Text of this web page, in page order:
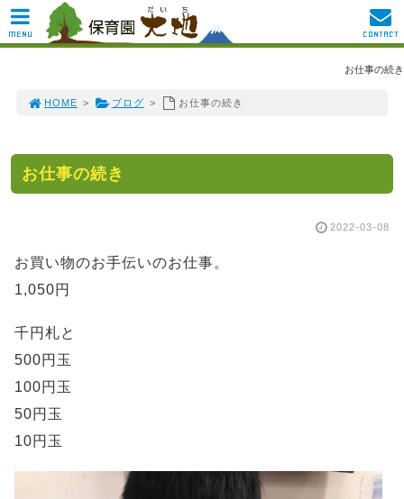
お仕事の続き
HOME > ブログ > お仕事の続き
お仕事の続き
2022-03-08
お買い物のお手伝いのお仕事。
1,050円
千円札と
500円玉
100円玉
50円玉
10円玉
MENU CONTACT